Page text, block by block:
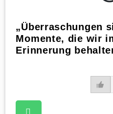
„Überraschungen
Momente, die wir
Erinnerung